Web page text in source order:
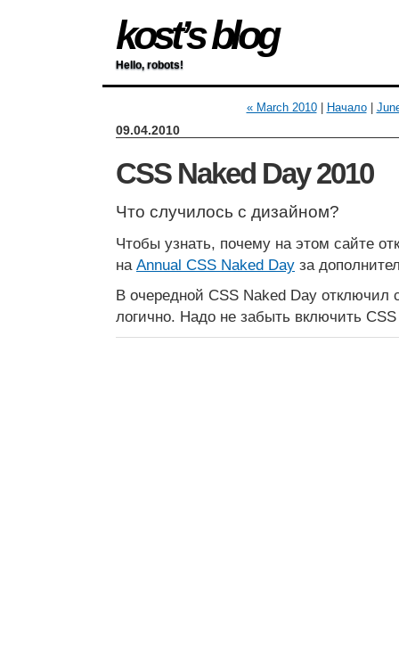
kost’s blog
Hello, robots!
« March 2010| Начало|
09.04.2010
CSS Naked Day 2010
Что случилось с дизайном?
Чтобы узнать, почему на этом сайте
на Annual CSS Naked Day за
В очередной CSS Naked Day отключил
логично. Надо не забыть включить